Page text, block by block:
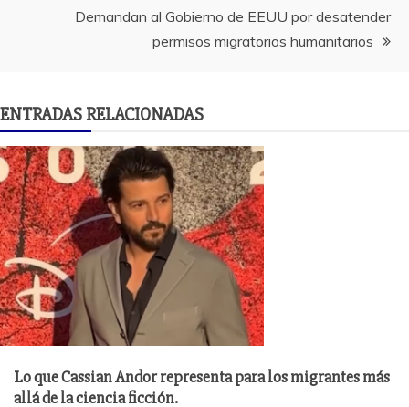
entradasDemandan al Gobierno de EEUU por desatender
permisos migratorios humanitarios
ENTRADAS RELACIONADAS
Lo que Cassian Andor representa para los migrantes más
allá de la ciencia ficción.